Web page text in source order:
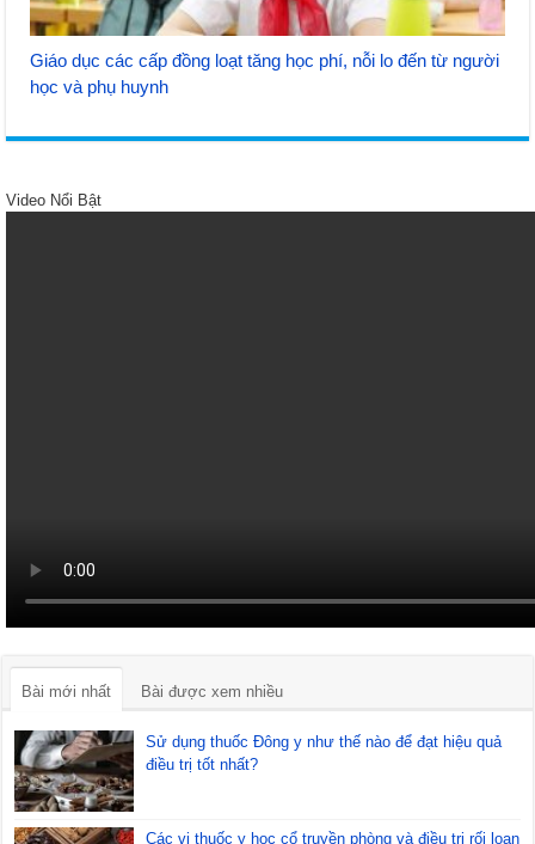
Giáo dục các cấp đồng loạt tăng học phí, nỗi lo đến từ người
học và phụ huynh
Video Nổi Bật
Bài mới nhất Bài được xem nhiều
Sử dụng thuốc Đông y như thế nào để đạt hiệu quả
điều trị tốt nhất?
Các vị thuốc y học cổ truyền phòng và điều trị rối loạn